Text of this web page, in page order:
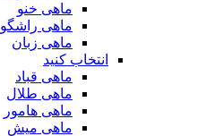
ماهی خنو
ماهی راشگو
ماهی زبان
انتخاب کنید
ماهی قباد
ماهی طلال
ماهی هامور
ماهی میش